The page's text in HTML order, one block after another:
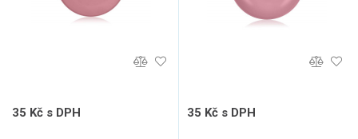
35 Kč s DPH 35 Kč s DPH